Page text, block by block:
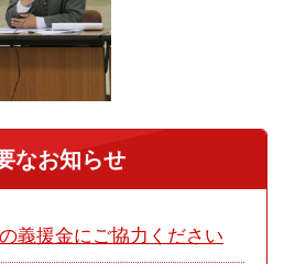
なお知らせ
義援金にご協力ください